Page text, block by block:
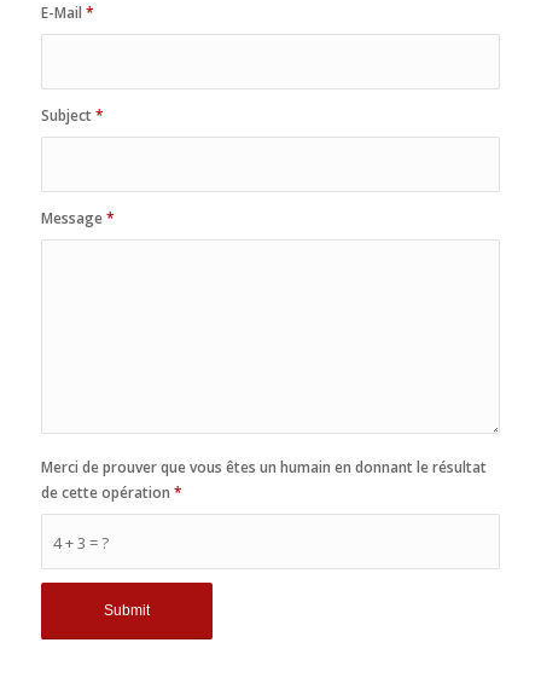
E-Mail *
Subject*
Message*
4 + 3 = ?
Merci de prouver que vous êtes un humain en donnant le résultat
de cette opération *